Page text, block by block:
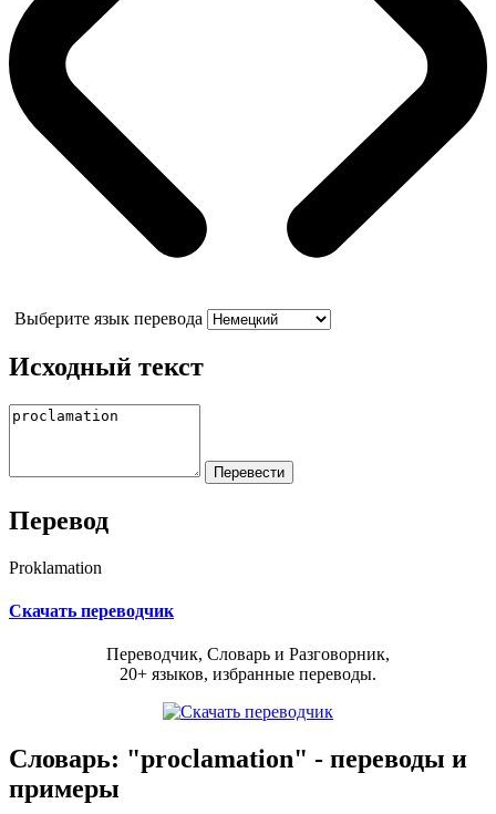
Выберите язык перевода
Исходный текст
Перевод
Proklamation
Скачать переводчик
Переводчик, Словарь и Разговорник,
20+ языков, избранные переводы.
Словарь: "proclamation" - переводы и
примеры